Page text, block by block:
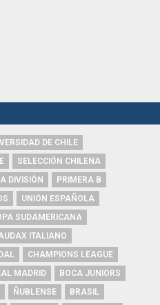
DE CHILE
SELECCIÓN CHILENA
DIVISIÓN
PRIMERA B
UNIÓN ESPAÑOLA
SUDAMERICANA
ITALIANO
CHAMPIONS LEAGUE
MADRID
BOCA JUNIORS
ÑUBLENSE
BRASIL